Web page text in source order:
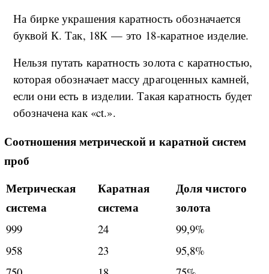
На бирке украшения каратность обозначается
буквой К. Так, 18К — это 18-каратное изделие.
Нельзя путать каратность золота с каратностью,
которая обозначает массу драгоценных камней,
если они есть в изделии. Такая каратность будет
обозначена как «ct.».
Соотношения метрической и каратной систем
проб
Метрическая
система
Каратная
система
Доля чистого
золота
999 24
99,9%
958
23
95,8%